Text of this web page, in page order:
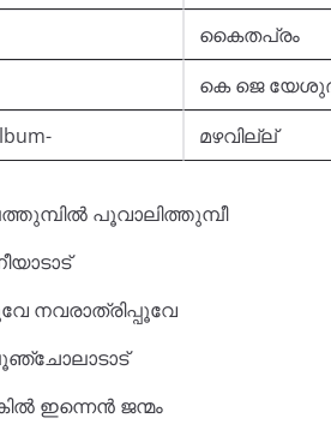
കൈതപ്രം
കെ ജെ
മഴവില്ല്
പൂവാലിത്തുമ്പീ
നവരാത്രിപ്പൂവേ
ഇന്നെൻ ജന്മം